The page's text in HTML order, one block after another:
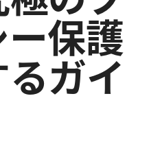
保護
ガイ